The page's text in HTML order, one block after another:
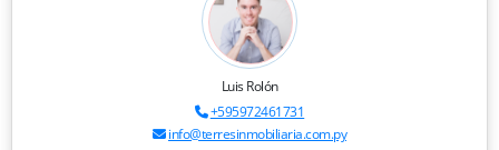
Luis Rolón
+595972461731
info@terresinmobiliaria.com.py